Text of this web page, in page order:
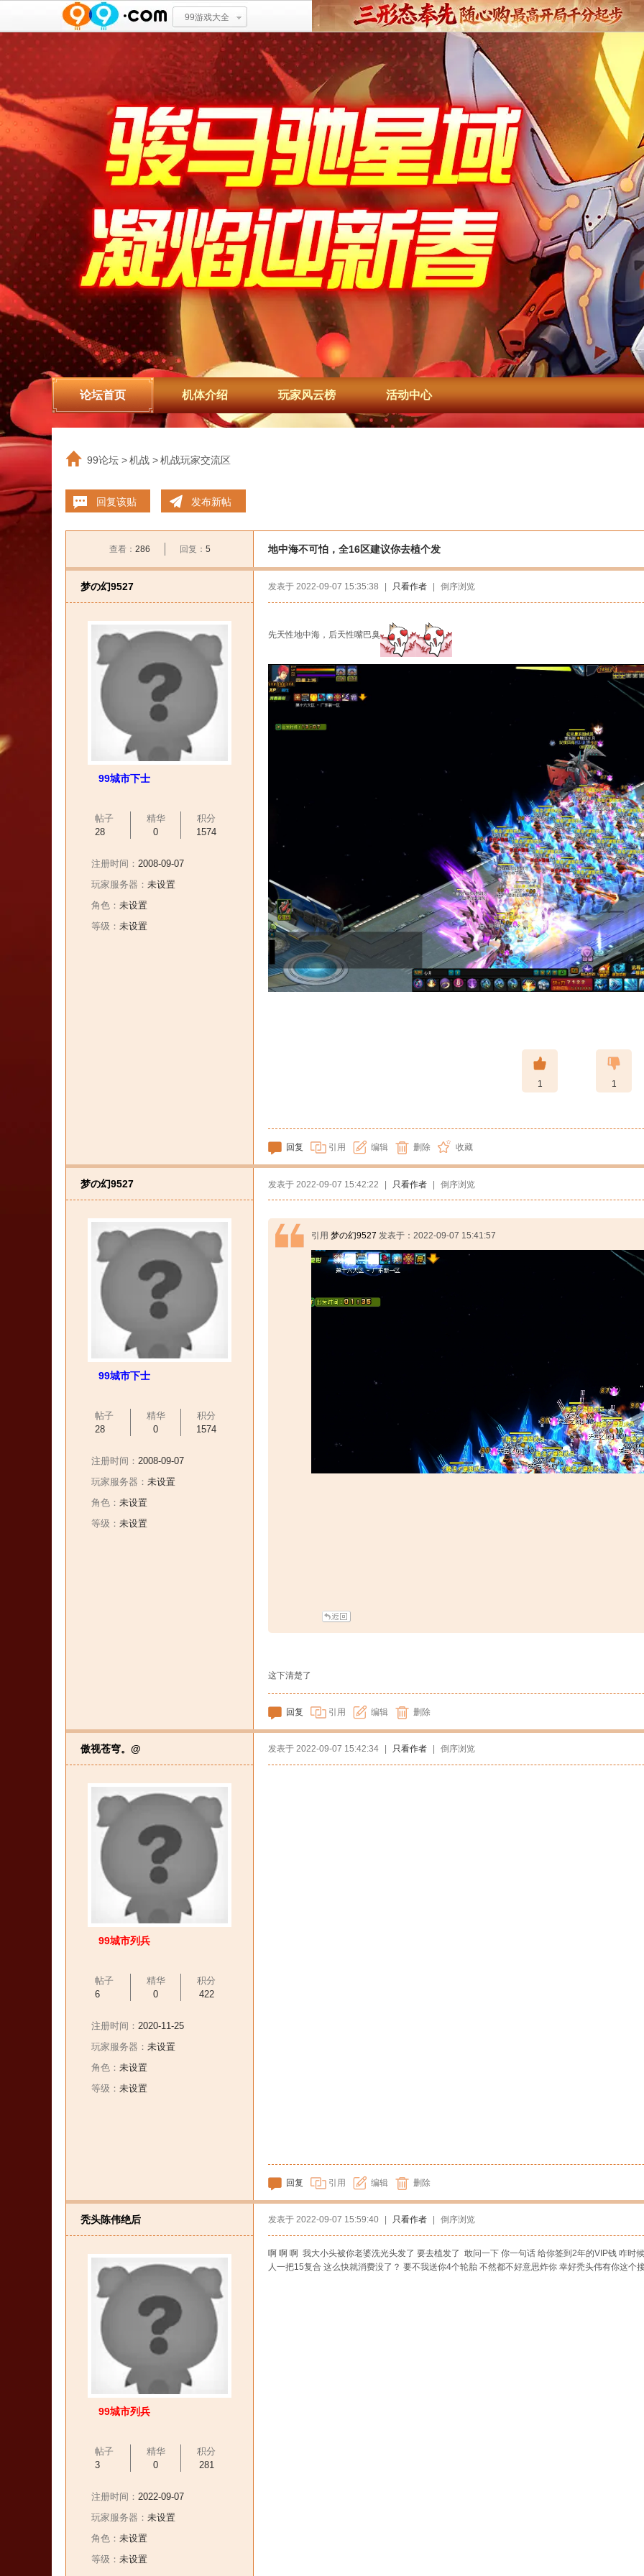
99游戏大全
论坛首页 机体介绍 玩家风云榜 活动中心
99论坛 >机战 >机战玩家交流区
回复该贴 发布新帖
查看： 286 回复： 5 地中海不可怕，全16区建议你去植个发
梦の幻9527
99城市下士
帖子
28
精华
0
积分
1574
注册时间： 2008-09-07
玩家服务器： 未设置
角色： 未设置
等级： 未设置
发表于 2022-09-07 15:35:38 只看作者 倒序浏览
先天性地中海，后天性嘴巴臭
1 1
回复 引用 编辑 删除 收藏
梦の幻9527
99城市下士
帖子
28
精华
0
积分
1574
注册时间： 2008-09-07
玩家服务器： 未设置
角色： 未设置
等级： 未设置
发表于 2022-09-07 15:42:22 | 只看作者 | 倒序浏览
引用 梦の幻9527 发表于：2022-09-07 15:41:57
这下清楚了
回复 引用 编辑 删除
傲视苍穹。@
99城市列兵
帖子
6
精华
0
积分
422
注册时间： 2020-11-25
玩家服务器： 未设置
角色： 未设置
等级： 未设置
发表于 2022-09-07 15:42:34 只看作者 倒序浏览
回复 引用 编辑 删除
秃头陈伟绝后
99城市列兵
帖子
3
精华
0
积分
281
注册时间： 2022-09-07
玩家服务器： 未设置
角色： 未设置
等级： 未设置
发表于 2022-09-07 15:59:40 只看作者 倒序浏览
啊 啊 啊 我大小头被你老婆洗光头发了 要去植发了 敢问一下 你一句话 给你签到2年的VIP钱 咋
人一把15复合 这么快就消费没了？ 要不我送你4个轮胎 不然都不好意思炸你 幸好秃头伟有你这个